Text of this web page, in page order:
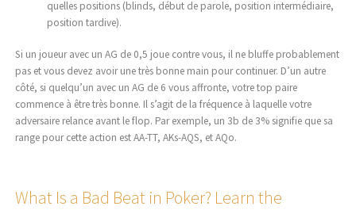
quelles positions (blinds, début de parole, position intermédiaire,
position tardive).
Si un joueur avec un AG de 0,5 joue contre vous, il ne bluffe probablement
pas et vous devez avoir une très bonne main pour continuer. D’un autre
côté, si quelqu’un avec un AG de 6 vous affronte, votre top paire
commence à être très bonne. Il s’agit de la fréquence à laquelle votre
adversaire relance avant le flop. Par exemple, un 3b de 3% signifie que sa
range pour cette action est AA-TT, AKs-AQS, et AQo.
What Is a Bad Beat in Poker? Learn the